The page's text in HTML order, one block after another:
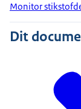
Monitor
Dit